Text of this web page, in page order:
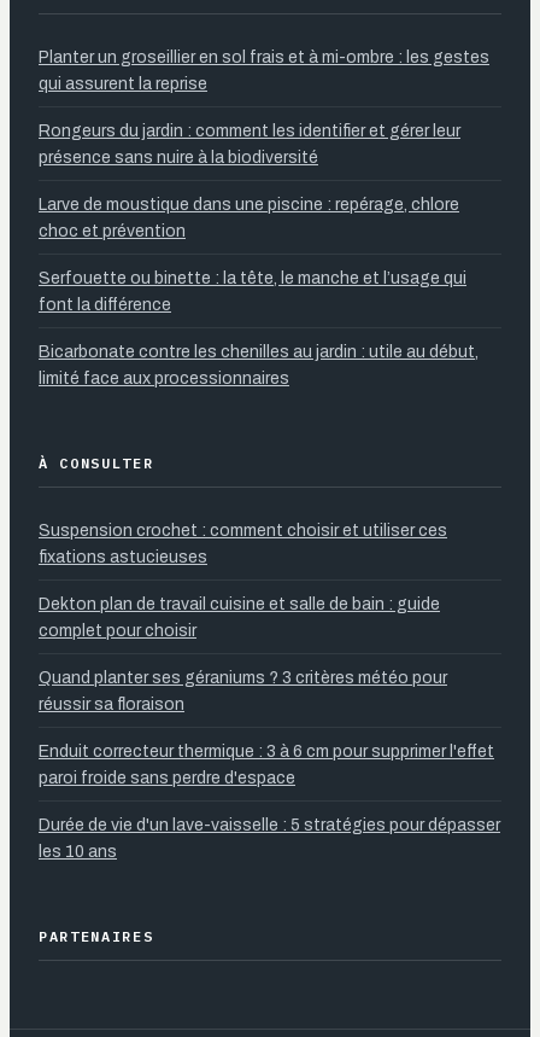
Planter un groseillier en sol frais et à mi-ombre : les gestes
qui assurent la reprise
Rongeurs du jardin : comment les identifier et gérer leur
présence sans nuire à la biodiversité
Larve de moustique dans une piscine : repérage, chlore
choc et prévention
Serfouette ou binette : la tête, le manche et l’usage qui
font la différence
Bicarbonate contre les chenilles au jardin : utile au début,
limité face aux processionnaires
À CONSULTER
Suspension crochet : comment choisir et utiliser ces
fixations astucieuses
Dekton plan de travail cuisine et salle de bain : guide
complet pour choisir
Quand planter ses géraniums ? 3 critères météo pour
réussir sa floraison
Enduit correcteur thermique : 3 à 6 cm pour supprimer l'effet
paroi froide sans perdre d'espace
Durée de vie d'un lave-vaisselle : 5 stratégies pour dépasser
les 10 ans
PARTENAIRES